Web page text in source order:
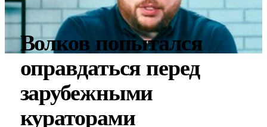
Волков попытался
оправдаться перед
зарубежными
кураторами